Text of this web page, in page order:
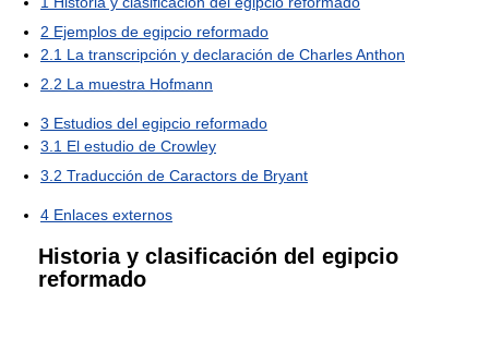
2 Ejemplos de egipcio reformado
2.1 La transcripción y declaración de Charles Anthon
2.2 La muestra Hofmann
3 Estudios del egipcio reformado
3.1 El estudio de Crowley
3.2 Traducción de Caractors de Bryant
4 Enlaces externos
Historia y clasificación del egipcio
reformado